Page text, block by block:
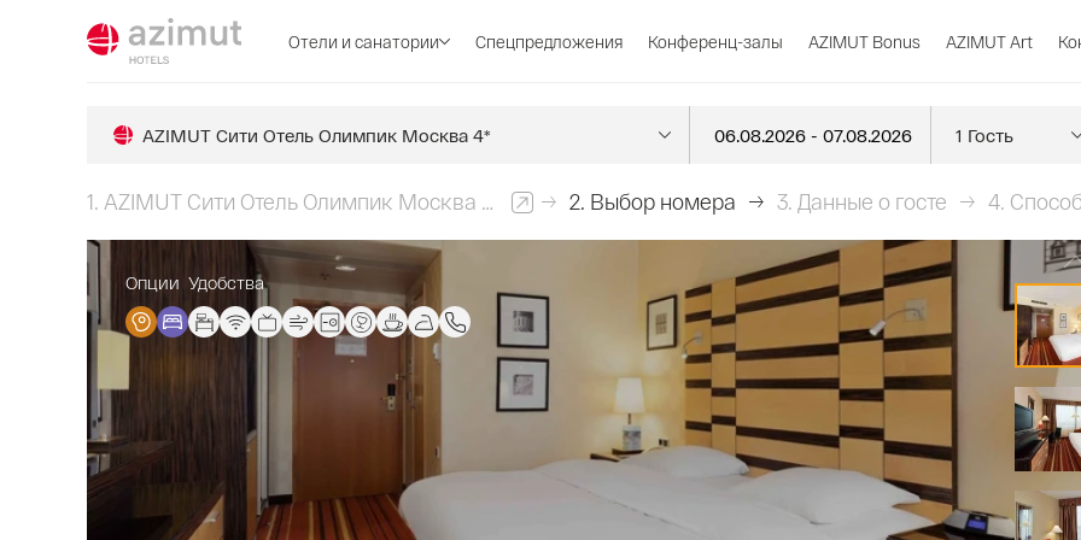
Отели и санатории Спецпредложения Конференц-залы AZIMUT Bonus AZIMUT Art
AZIMUT Сити Отель Олимпик Москва 4*
1. AZIMUT Сити Отель Олимпик Москва 4* 2. Выбор номера 3. Данные о госте 4.
Опции Удобства